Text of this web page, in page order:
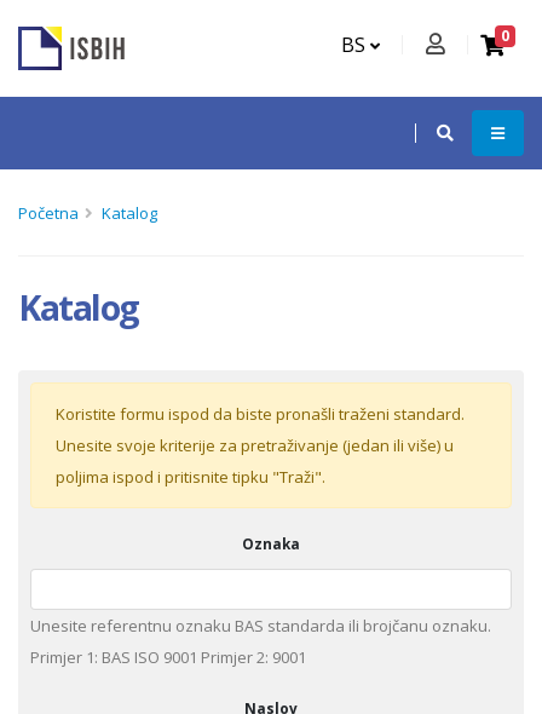
BS 0
Početna Katalog
Katalog
Koristite formu ispod da biste pronašli traženi standard.
Unesite svoje kriterije za pretraživanje (jedan ili više) u
poljima ispod i pritisnite tipku "Traži".
Oznaka
Unesite referentnu oznaku BAS standarda ili brojčanu oznaku.
Primjer 1: BAS ISO 9001 Primjer 2: 9001
Naslov